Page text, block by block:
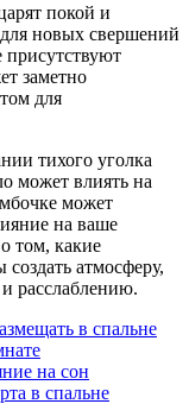
покой и
новых свершений
заметно
для
тихого уголка
может влиять на
может
на ваше
том, какие
атмосферу,
расслаблению.
в спальне
на сон
в спальне